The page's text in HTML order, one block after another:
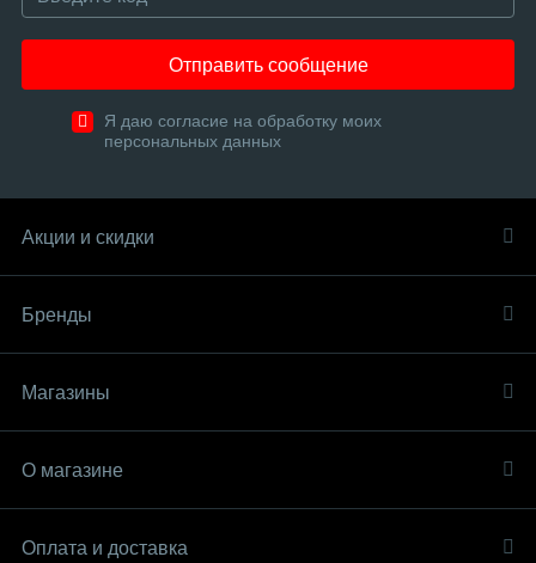
Отправить сообщение
Я даю согласие на обработку моих
персональных данных
Акции и скидки
Бренды
Магазины
О магазине
Оплата и доставка